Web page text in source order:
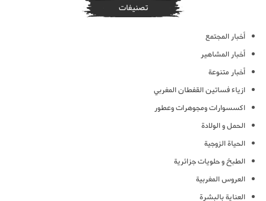
تصنيفات
أخبار المجتمع
أخبار المشاهير
أخبار متنوعة
ازياء فساتين القفطان المغربي
اكسسوارات ومجوهرات وعطور
الحمل و الولادة
الحياة الزوجية
الطبخ و حلويات جزائرية
العروس المغربية
العناية بالبشرة